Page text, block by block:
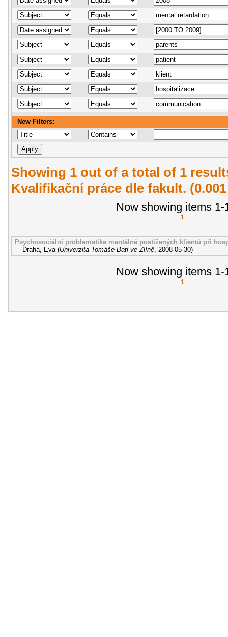
New Filters:
Showing 1 out of a total of 1
Kvalifikační práce dle fakult.
Now showing items 1-
1
Psychosociální problematika mentálně postižených klientů při
Drahá, Eva (Univerzita Tomáše Bati ve Zlíně 2008-05-30)
Now showing items 1-
1